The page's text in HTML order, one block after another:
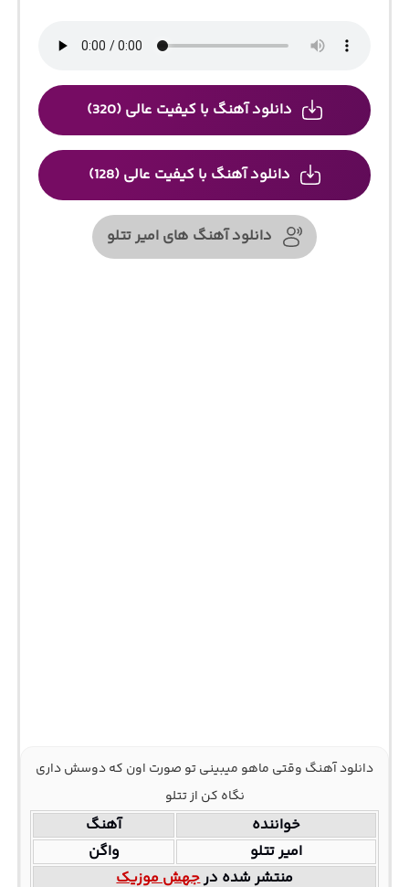
دانلود آهنگ با کیفیت عالی (320)
دانلود آهنگ با کیفیت عالی (128)
دانلود آهنگ های امیر تتلو
دانلود آهنگ وقتی ماهو میبینی تو صورت اون که دوسش داری
نگاه کن از تتلو
خواننده
آهنگ
امیر تتلو
واگن
منتشر شده درجهش موزیک